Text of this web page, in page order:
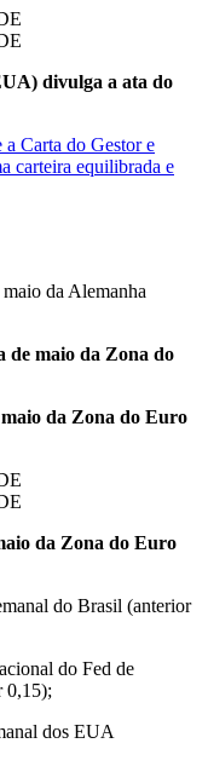
divulga a ata do
a Carta do Gestor e
carteira equilibrada e
da Alemanha
maio da Zona do
da Zona do Euro
da Zona do Euro
do Brasil (anterior
do Fed de
0,15);
dos EUA